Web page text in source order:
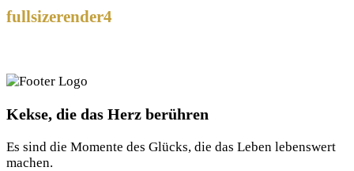
fullsizerender4
Kekse, die das Herz berühren
Es sind die Momente des Glücks, die das Leben lebenswert
machen.